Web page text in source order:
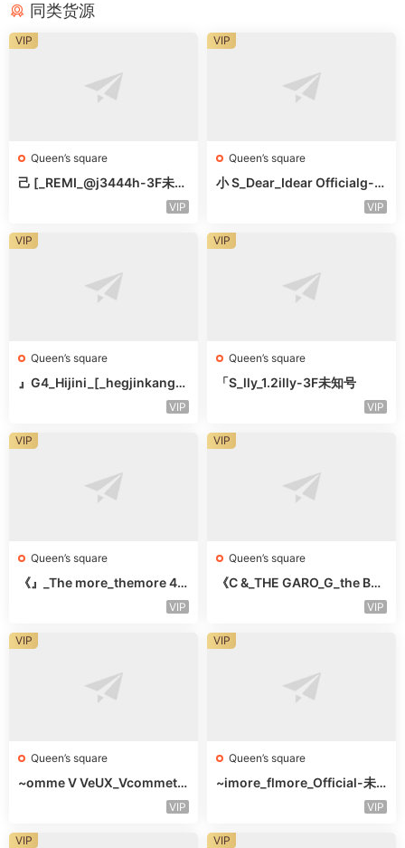
同类货源
Queen’s square
己 [_REMI_@j3444h-3F未知
VIP
VIP
Queen’s square
小 S_Dear_Idear Officialg-3
VIP
VIP
Queen’s square
』G4_Hijini_[_hegjinkang-
VIP
VIP
Queen’s square
「S_lly_1.2illy-3F未知号
VIP
VIP
Queen’s square
《』_The more_themore 41
VIP
VIP
Queen’s square
《C &_THE GARO_G_the Bar
VIP
VIP
Queen’s square
~omme V VeUX_Vcommetu
VIP
VIP
Queen’s square
~imore_flmore_Official-未
VIP
VIP
VIP VIP